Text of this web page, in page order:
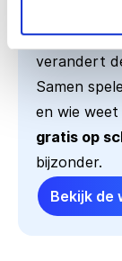
poort,
spelpakket
verandert
Samen
en wie
gratis op
bijzonder.
Bekijk de